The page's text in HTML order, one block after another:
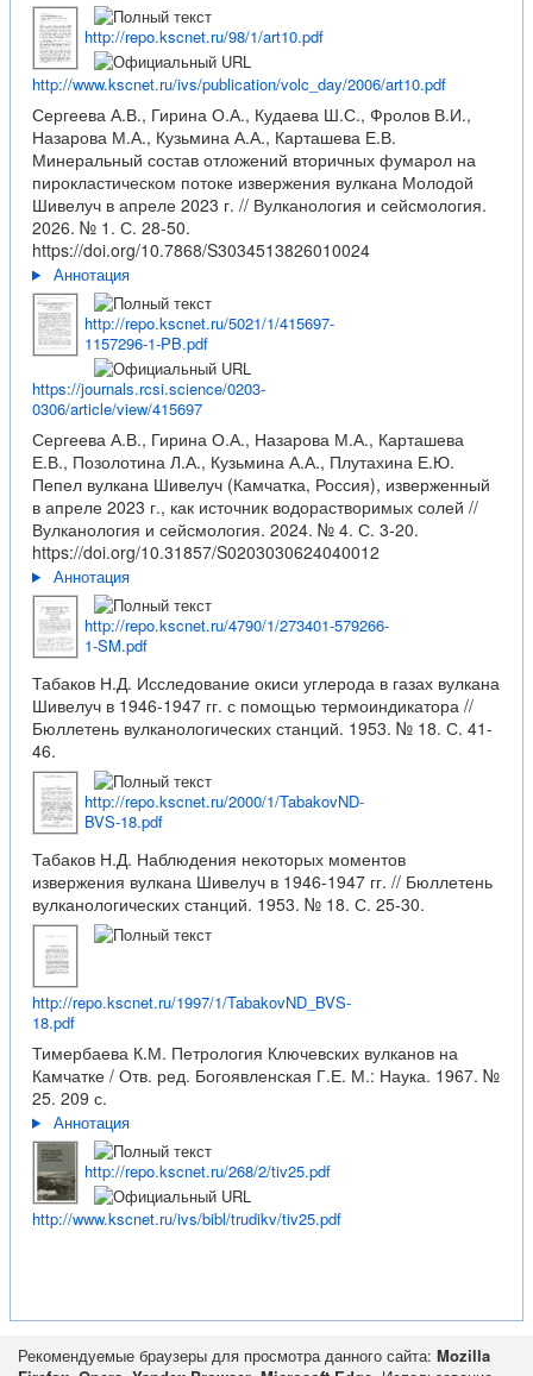
http://repo.kscnet.ru/98/1/art10.pdf
http://www.kscnet.ru/ivs/publication/volc_day/2006/art10.pdf
Сергеева А.В., Гирина О.А., Кудаева Ш.С., Фролов В.И.,
Назарова М.А., Кузьмина А.А., Карташева Е.В.
Минеральный состав отложений вторичных фумарол на
пирокластическом потоке извержения вулкана Молодой
Шивелуч в апреле 2023 г. // Вулканология и сейсмология.
2026. № 1. С. 28-50.
https://doi.org/10.7868/S3034513826010024
Аннотация
http://repo.kscnet.ru/5021/1/415697-
1157296-1-PB.pdf
https://journals.rcsi.science/0203-
0306/article/view/415697
Сергеева А.В., Гирина О.А., Назарова М.А., Карташева
Е.В., Позолотина Л.А., Кузьмина А.А., Плутахина Е.Ю.
Пепел вулкана Шивелуч (Камчатка, Россия), изверженный
в апреле 2023 г., как источник водорастворимых солей //
Вулканология и сейсмология. 2024. № 4. С. 3-20.
https://doi.org/10.31857/S0203030624040012
Аннотация
http://repo.kscnet.ru/4790/1/273401-579266-
1-SM.pdf
Табаков Н.Д. Исследование окиси углерода в газах вулкана
Шивелуч в 1946-1947 гг. с помощью термоиндикатора //
Бюллетень вулканологических станций. 1953. № 18. С. 41-
46.
http://repo.kscnet.ru/2000/1/TabakovND-
BVS-18.pdf
Табаков Н.Д. Наблюдения некоторых моментов
извержения вулкана Шивелуч в 1946-1947 гг. // Бюллетень
вулканологических станций. 1953. № 18. С. 25-30.
http://repo.kscnet.ru/1997/1/TabakovND_BVS-
18.pdf
Тимербаева К.М. Петрология Ключевских вулканов на
Камчатке / Отв. ред. Богоявленская Г.Е. М.: Наука. 1967. №
25. 209 с.
Аннотация
http://repo.kscnet.ru/268/2/tiv25.pdf
http://www.kscnet.ru/ivs/bibl/trudikv/tiv25.pdf
Рекомендуемые браузеры для просмотра данного сайта: Mozilla